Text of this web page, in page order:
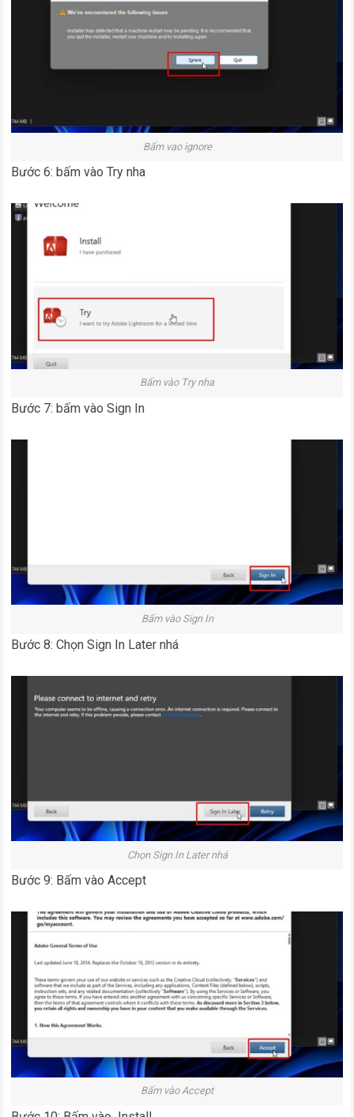
Bấm vao ignore
Bước 6: bấm vào Try nha
Bấm vào Try nha
Bước 7: bấm vào Sign In
Bấm vào Sign In
Bước 8: Chọn Sign In Later nhá
Chọn Sign In Later nhá
Bước 9: Bấm vào Accept
Bấm vào Accept